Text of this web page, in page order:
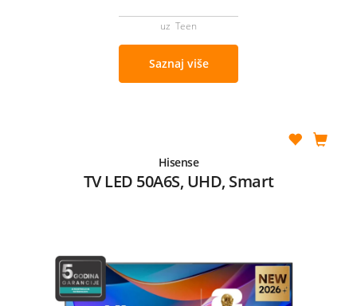
uz Teen
Saznaj više
Hisense
TV LED 50A6S, UHD, Smart